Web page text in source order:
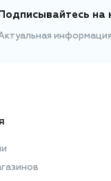
Подписывайтесь